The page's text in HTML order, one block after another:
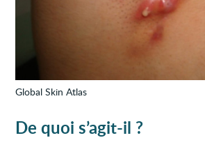
Global Skin Atlas
De quoi s’agit-il ?